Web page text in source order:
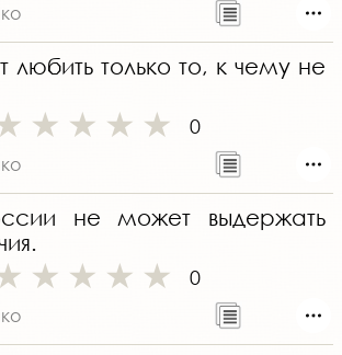
только то, к чему не
0
не может выдержать
0